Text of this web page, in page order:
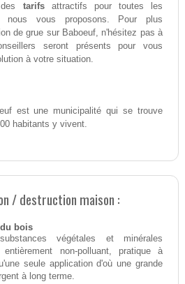
tarifsattractifs pour toutes les
nous vous proposons. Pour plus
de grue sur Baboeuf, n'hésitez pas à
seront présents pour vous
à votre situation.
est une municipalité qui se trouve
habitants y vivent.
/ destruction maison :
bois
végétales et minérales
non-polluant, pratique à
seule application d'où une grande
à long terme.